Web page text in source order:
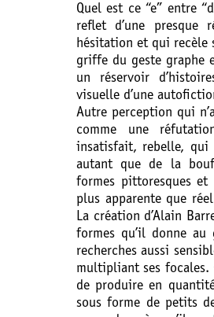
Quel est ce “e” entre
reflet d’une presque
hésitation et qui recèle
griffe du geste graphe
un réservoir
visuelle d’une
Autre perception qui
comme une
insatisfait, rebelle, qui
autant que de la
formes pittoresques
plus apparente que
La création d’Alain
formes qu’il donne
recherches aussi
multipliant ses focales.
de produire en
sous forme de petits